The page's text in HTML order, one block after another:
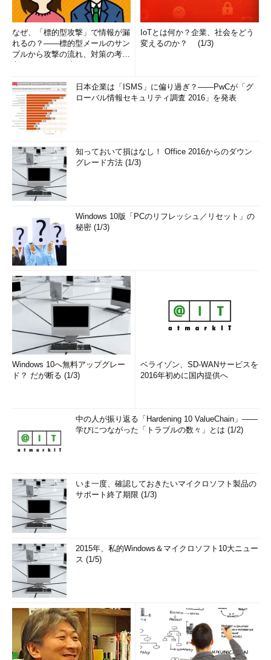
なぜ、「標的型攻撃」で情報が漏
れるの？――標的型メールのサン
プルから攻撃の流れ、対策の考え
IoTとは何か？企業、社会をどう
変えるのか？ (1/3)
日本企業は「ISMS」に偏り過ぎ？――PwCが「グ
ローバル情報セキュリティ調査 2016」を発表
知っておいて損はなし！ Office 2016からのダウン
グレード方法 (1/3)
Windows 10版「PCのリフレッシュ／リセット」の
秘密 (1/3)
Windows 10へ無料アップグレー
ド？ だが断る (1/3)
ベライゾン、SD-WANサービスを
2016年初めに国内提供へ
中の人が振り返る「Hardening 10 ValueChain」――
学びにつながった「トラブルの数々」とは (1/2)
いま一度、確認しておきたいマイクロソフト製品の
サポート終了期限 (1/3)
2015年、私的Windows＆マイクロソフト10大ニュー
ス (1/5)